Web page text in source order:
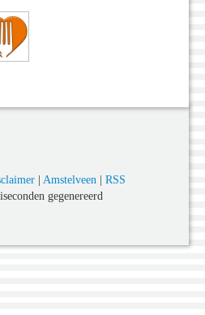
| Amstelveen| RSS
gegenereerd